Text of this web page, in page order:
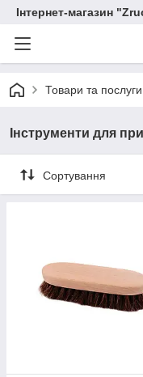
Інтернет-магазин
Товари та послуги
Інструменти для
Сортування